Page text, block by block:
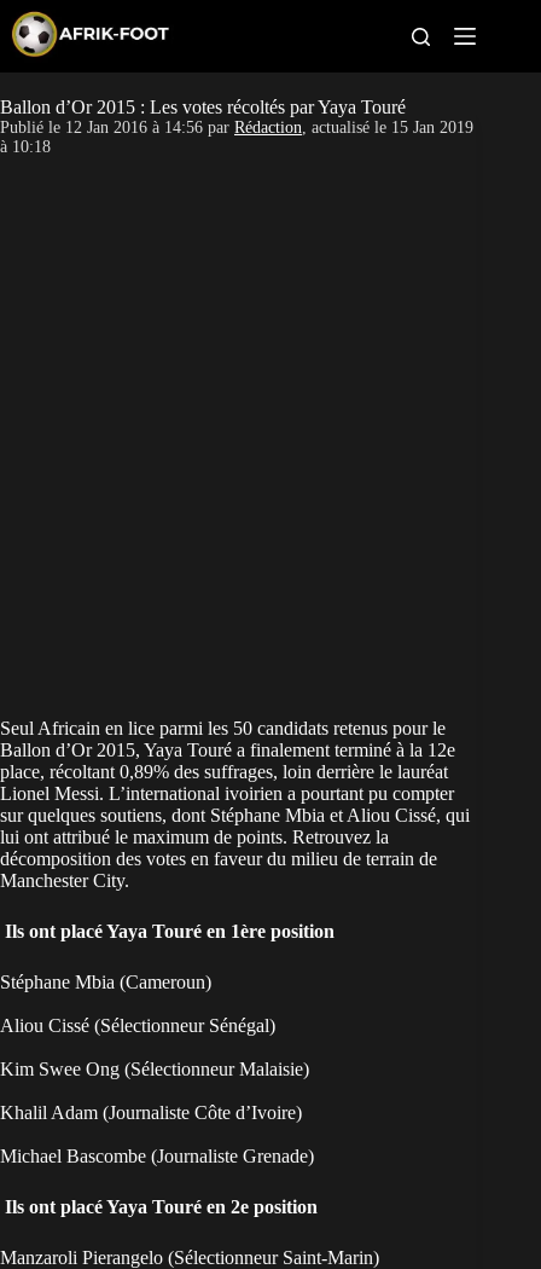
p
t
o
c
CAN féminine
Ballon d’Or 2015 : Les votes récoltés par Yaya Touré
Publié le 12 Jan 2016 à 14:56 par Rédaction, actualisé le 15 Jan 2019
à 10:18
Seul Africain en lice parmi les 50 candidats retenus pour le
Ballon d’Or 2015, Yaya Touré a finalement terminé à la 12e
place, récoltant 0,89% des suffrages, loin derrière le lauréat
Lionel Messi. L’international ivoirien a pourtant pu compter
sur quelques soutiens, dont Stéphane Mbia et Aliou Cissé, qui
lui ont attribué le maximum de points. Retrouvez la
décomposition des votes en faveur du milieu de terrain de
Manchester City.
Ils ont placé Yaya Touré en 1ère position
Stéphane Mbia (Cameroun)
Aliou Cissé (Sélectionneur Sénégal)
Kim Swee Ong (Sélectionneur Malaisie)
Khalil Adam (Journaliste Côte d’Ivoire)
Michael Bascombe (Journaliste Grenade)
Ils ont placé Yaya Touré en 2e position
Manzaroli Pierangelo (Sélectionneur Saint-Marin)